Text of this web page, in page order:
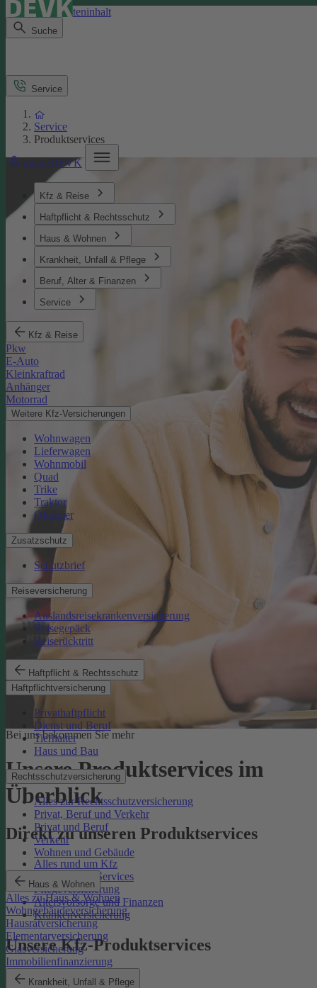
Direkt zum Seiteninhalt
Suche
meineDEVK
Kfz & Reise
Haftpflicht & Rechtsschutz
Haus & Wohnen
Krankheit, Unfall & Pflege
Beruf, Alter & Finanzen
Service
Kfz & Reise
Pkw
E-Auto
Kleinkraftrad
Anhänger
Motorrad
Weitere Kfz-Versicherungen
Wohnwagen
Lieferwagen
Wohnmobil
Quad
Trike
Traktor
Oldtimer
Zusatzschutz
Schutzbrief
Reiseversicherung
Auslandsreisekrankenversicherung
Reisegepäck
Reiserücktritt
Haftpflicht & Rechtsschutz
Haftpflichtversicherung
Privathaftpflicht
Dienst und Beruf
Tierhalter
Haus und Bau
Rechtsschutzversicherung
Alles zur Rechtsschutzversicherung
Privat, Beruf und Verkehr
Privat und Beruf
Verkehr
Wohnen und Gebäude
Haus & Wohnen
Alles zu Haus & Wohnen
Wohngebäudeversicherung
Hausratversicherung
Elementarversicherung
Glasversicherung
Immobilienfinanzierung
Krankheit, Unfall & Pflege
Service
Service
Produktservices
Bei uns bekommen Sie mehr
Unsere Produktservices im
Überblick
Direkt zu unseren Produktservices
Alles rund um Kfz
Rechtsschutz-Services
Pflegeversicherung
Altersvorsorge und Finanzen
Krankenversicherung
Unsere Kfz-Produktservices
eVB-Nummer